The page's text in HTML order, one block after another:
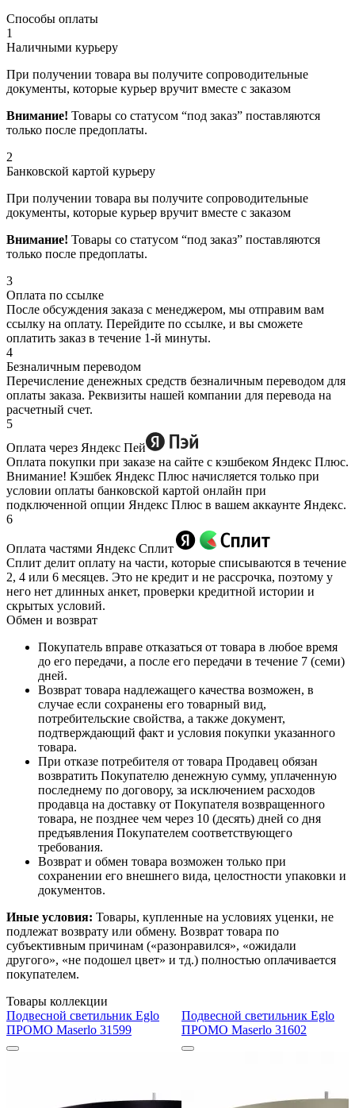
Способы оплаты
1
Наличными курьеру
При получении товара вы получите сопроводительные
документы, которые курьер вручит вместе с заказом
Внимание! Товары со статусом “под заказ” поставляются
только после предоплаты.
2
Банковской картой курьеру
При получении товара вы получите сопроводительные
документы, которые курьер вручит вместе с заказом
Внимание! Товары со статусом “под заказ” поставляются
только после предоплаты.
3
Оплата по ссылке
После обсуждения заказа с менеджером, мы отправим вам
ссылку на оплату. Перейдите по ссылке, и вы сможете
оплатить заказ в течение 1-й минуты.
4
Безналичным переводом
Перечисление денежных средств безналичным переводом для
оплаты заказа. Реквизиты нашей компании для перевода на
расчетный счет.
5
Оплата через Яндекс Пей
Оплата покупки при заказе на сайте с кэшбеком Яндекс Плюс.
Внимание! Кэшбек Яндекс Плюс начисляется только при
условии оплаты банковской картой онлайн при
подключенной опции Яндекс Плюс в вашем аккаунте Яндекс.
6
Оплата частями Яндекс Сплит
Сплит делит оплату на части, которые списываются в течение
2, 4 или 6 месяцев. Это не кредит и не рассрочка, поэтому у
него нет длинных анкет, проверки кредитной истории и
скрытых условий.
Обмен и возврат
Покупатель вправе отказаться от товара в любое время
до его передачи, а после его передачи в течение 7 (семи)
дней.
Возврат товара надлежащего качества возможен, в
случае если сохранены его товарный вид,
потребительские свойства, а также документ,
подтверждающий факт и условия покупки указанного
товара.
При отказе потребителя от товара Продавец обязан
возвратить Покупателю денежную сумму, уплаченную
последнему по договору, за исключением расходов
продавца на доставку от Покупателя возвращенного
товара, не позднее чем через 10 (десять) дней со дня
предъявления Покупателем соответствующего
требования.
Возврат и обмен товара возможен только при
сохранении его внешнего вида, целостности упаковки и
документов.
Иные условия: Товары, купленные на условиях уценки, не
подлежат возврату или обмену. Возврат товара по
субъективным причинам («разонравился», «ожидали
другого», «не подошел цвет» и тд.) полностью оплачивается
покупателем.
Товары коллекции
Подвесной светильник Eglo
ПРОМО Maserlo 31599
Подвесной светильник Eglo
ПРОМО Maserlo 31602